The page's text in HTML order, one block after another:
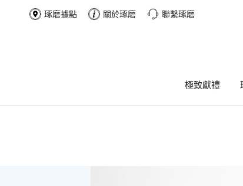
琢磨據點 關於琢磨 聯繫琢磨
極致獻禮